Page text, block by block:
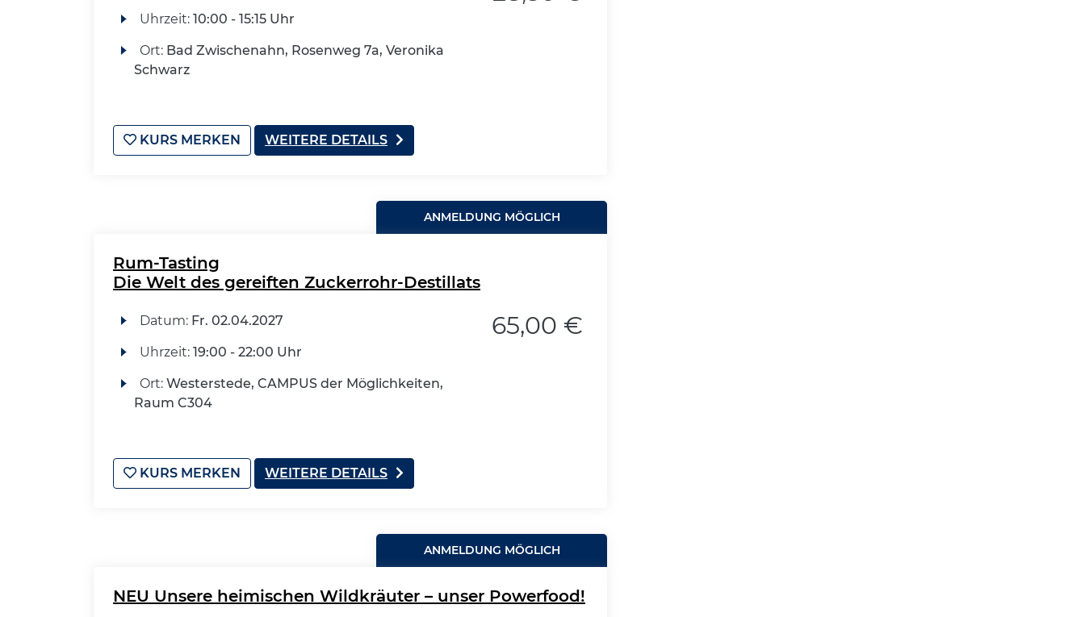
Uhrzeit: 10:00 - 15:15 Uhr
Ort: Bad Zwischenahn, Rosenweg 7a, Veronika
Schwarz
KURS MERKEN WEITERE DETAILS
ANMELDUNG MÖGLICH
Rum-Tasting
Die Welt des gereiften Zuckerrohr-Destillats
Datum: Fr. 02.04.2027
Uhrzeit: 19:00 - 22:00 Uhr
Ort: Westerstede, CAMPUS der Möglichkeiten,
Raum C304
65,00 €
KURS MERKEN WEITERE DETAILS
ANMELDUNG MÖGLICH
NEU Unsere heimischen Wildkräuter – unser Powerfood!